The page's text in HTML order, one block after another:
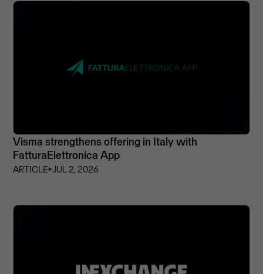
Visma strengthens offering in Italy with
FatturaElettronica App
ARTICLE⏵JUL 2, 2026